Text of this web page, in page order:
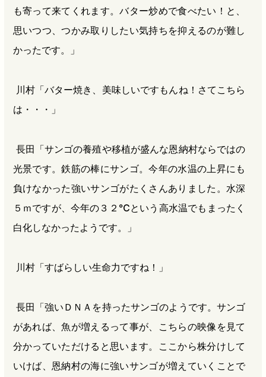
も寄って来てくれます。バター炒めで食べたい！と、
思いつつ、つかみ取りしたい気持ちを抑えるのが難し
かったです。」
川村「バター焼き、美味しいですもんね！さてこちら
は・・・」
長田「サンゴの養殖や移植が盛んな恩納村ならではの
光景です。鉄筋の棒にサンゴ。今年の水温の上昇にも
負けなかった強いサンゴがたくさんありました。水深
５ｍですが、今年の３２℃という高水温でもまったく
白化しなかったようです。」
川村「すばらしい生命力ですね！」
長田「強いＤＮＡを持ったサンゴのようです。サンゴ
があれば、魚が増えるって事が、こちらの映像を見て
分かっていただけると思います。ここから株分けして
いけば、恩納村の海に強いサンゴが増えていくことで